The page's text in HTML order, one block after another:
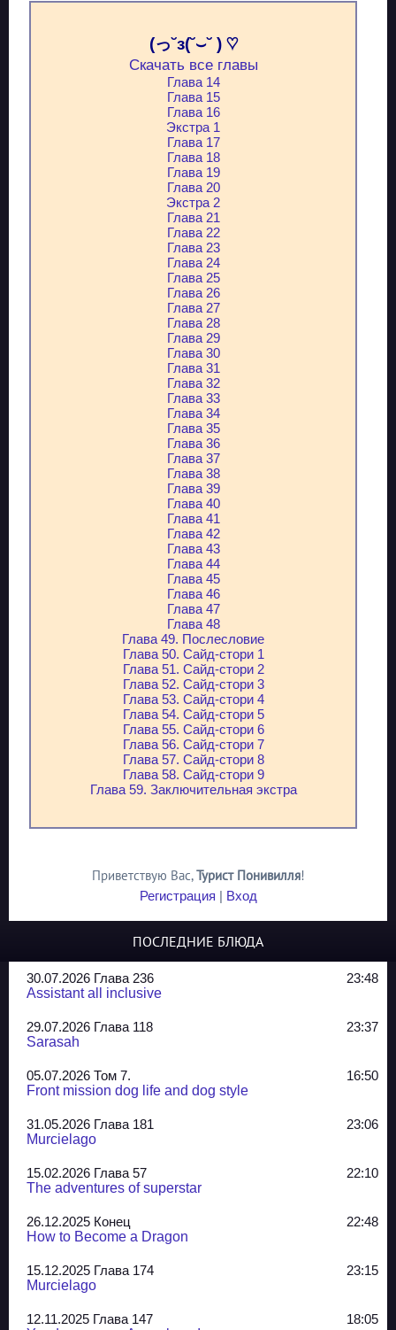
(っ˘з(˘⌣˘ ) ♡
Скачать все главы
Глава 14
Глава 15
Глава 16
Экстра 1
Глава 17
Глава 18
Глава 19
Глава 20
Экстра 2
Глава 21
Глава 22
Глава 23
Глава 24
Глава 25
Глава 26
Глава 27
Глава 28
Глава 29
Глава 30
Глава 31
Глава 32
Глава 33
Глава 34
Глава 35
Глава 36
Глава 37
Глава 38
Глава 39
Глава 40
Глава 41
Глава 42
Глава 43
Глава 44
Глава 45
Глава 46
Глава 47
Глава 48
Глава 49. Послесловие
Глава 50. Сайд-стори 1
Глава 51. Сайд-стори 2
Глава 52. Сайд-стори 3
Глава 53. Сайд-стори 4
Глава 54. Сайд-стори 5
Глава 55. Сайд-стори 6
Глава 56. Сайд-стори 7
Глава 57. Сайд-стори 8
Глава 58. Сайд-стори 9
Глава 59. Заключительная экстра
Приветствую Вас,Турист Понивилля!
Регистрация | Вход
ПОСЛЕДНИЕ БЛЮДА
30.07.2026 Глава 236
23:48
Assistant all inclusive
29.07.2026 Глава 118
23:37
Sarasah
05.07.2026 Том 7.
16:50
Front mission dog life and dog style
31.05.2026 Глава 181
23:06
Murcielago
15.02.2026 Глава 57
22:10
The adventures of superstar
26.12.2025 Конец
22:48
How to Become a Dragon
15.12.2025 Глава 174
23:15
Murcielago
12.11.2025 Глава 147
18:05